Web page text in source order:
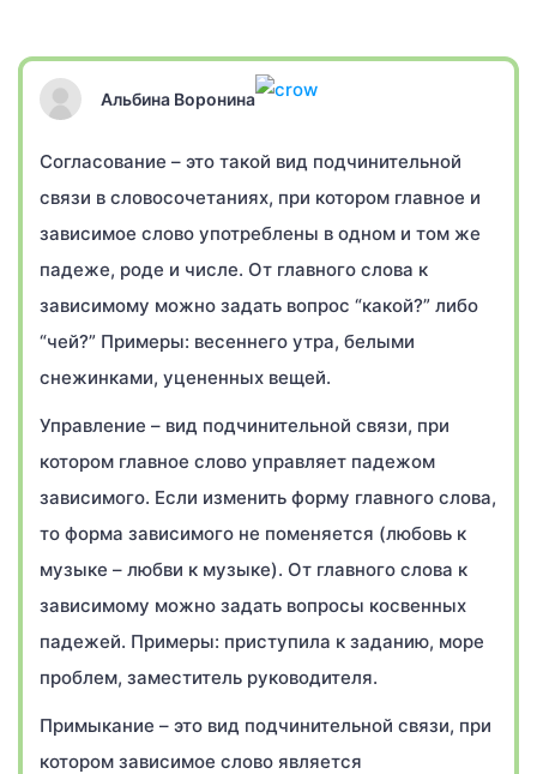
Альбина Воронина
Согласование – это такой вид подчинительной
связи в словосочетаниях, при котором главное и
зависимое слово употреблены в одном и том же
падеже, роде и числе. От главного слова к
зависимому можно задать вопрос “какой?” либо
“чей?” Примеры: весеннего утра, белыми
снежинками, уцененных вещей.
Управление – вид подчинительной связи, при
котором главное слово управляет падежом
зависимого. Если изменить форму главного слова,
то форма зависимого не поменяется (любовь к
музыке – любви к музыке). От главного слова к
зависимому можно задать вопросы косвенных
падежей. Примеры: приступила к заданию, море
проблем, заместитель руководителя.
Примыкание – это вид подчинительной связи, при
котором зависимое слово является